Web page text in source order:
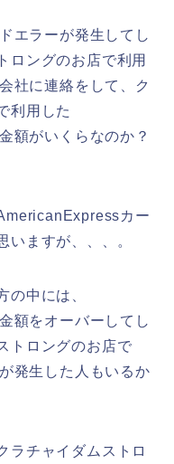
エラーが発生してし
ロングのお店で利用
社に連絡をして、ク
利用した
額がいくらなのか？
カー
いますが、、、。
の中には、
額をオーバーしてし
トロングのお店で
発生した人もいるか
ラチャイダムストロ